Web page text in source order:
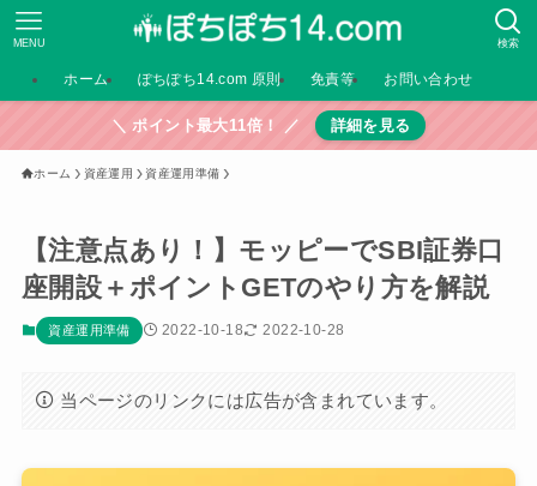
検索
MENU
ホーム ぽちぽち14.com 原則 免責等 お問い合わせ
＼ ポイント最大11倍！ ／ 詳細を見る
ホーム 資産運用 資産運用準備
【注意点あり！】モッピーでSBI証券口
座開設＋ポイントGETのやり方を解説
資産運用準備 2022-10-18 2022-10-28
当ページのリンクには広告が含まれています。